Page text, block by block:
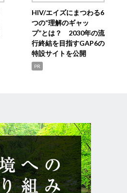
HIV/エイズにまつわる6
つの“理解のギャッ
プ”とは？ 2030年の流
行終結を目指すGAP6の
特設サイトを公開
PR